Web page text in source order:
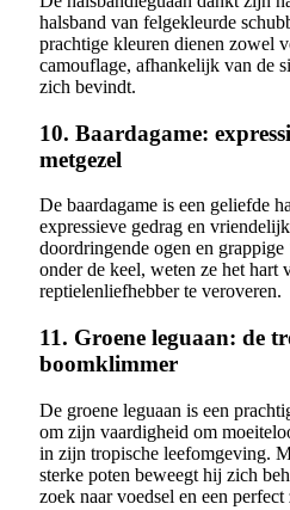
halsband van felgekleurde
prachtige kleuren dienen zowel
camouflage, afhankelijk van de
zich bevindt.
10. Baardagame:
metgezel
De baardagame is een geliefde
expressieve gedrag en
doordringende ogen en grappige
onder de keel, weten ze het hart
reptielenliefhebber te veroveren.
11. Groene leguaan: de
boomklimmer
De groene leguaan is een
om zijn vaardigheid om
in zijn tropische leefomgeving.
sterke poten beweegt hij zich
zoek naar voedsel en een